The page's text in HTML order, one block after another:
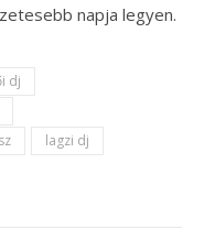
napja legyen.
dj
lagzi dj